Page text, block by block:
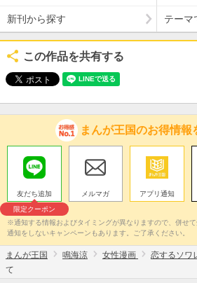
新刊から探す テーマ
この作品を共有する
まんが王国のお得情報
友だち追加
限定クーポン
メルマガ アプリ通知
※通知する情報およびタイミングが異なりますので、併せ
通知をしないキャンペーンもあります。ご了承ください。
まんが王国 鳴海涼 女性漫画 恋するソワ
て